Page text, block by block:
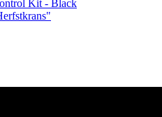
Kit - Black